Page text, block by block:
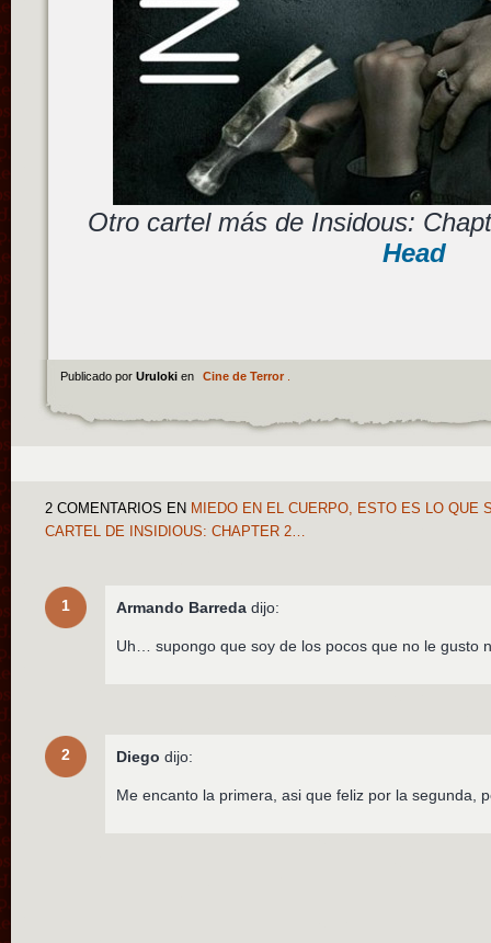
Otro cartel más de Insidous:
Head
Publicado por Uruloki en Cine de Terror.
2 COMENTARIOS EN MIEDO EN EL CUERPO, ESTO ES LO QUE
CARTEL DE INSIDIOUS: CHAPTER 2…
1 Armando Barreda dijo:
Uh… supongo que soy de los pocos que no le gusto
2 Diego dijo:
Me encanto la primera, asi que feliz por la segunda,